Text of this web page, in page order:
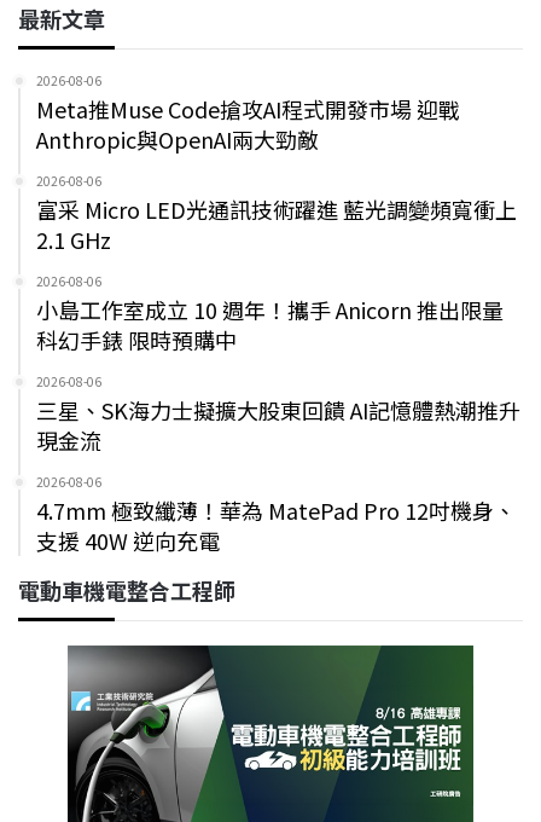
最新文章
2026-08-06
Meta推Muse Code搶攻AI程式開發市場 迎戰
Anthropic與OpenAI兩大勁敵
2026-08-06
富采 Micro LED光通訊技術躍進 藍光調變頻寬衝上
2.1 GHz
2026-08-06
小島工作室成立 10 週年！攜手 Anicorn 推出限量
科幻手錶 限時預購中
2026-08-06
三星、SK海力士擬擴大股東回饋 AI記憶體熱潮推升
現金流
2026-08-06
4.7mm 極致纖薄！華為 MatePad Pro 12吋機身、
支援 40W 逆向充電
電動車機電整合工程師